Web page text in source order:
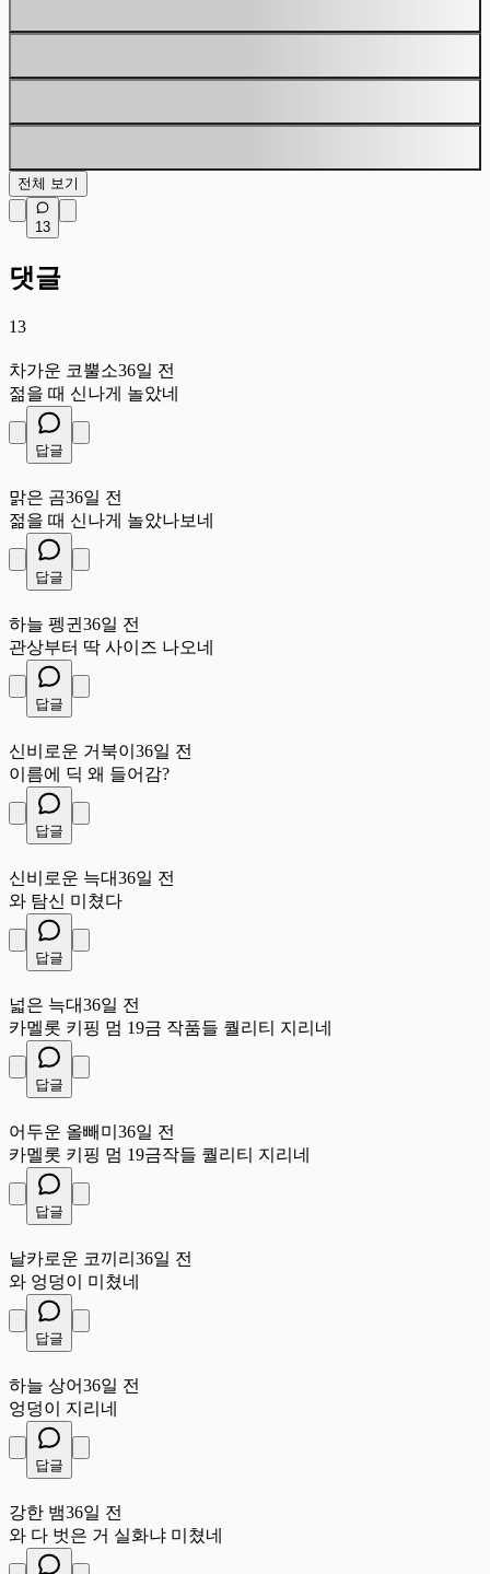
전체 보기
13
댓글
13
차가운 코뿔소36일 전
젊을 때 신나게 놀았네
답글
맑은 곰36일 전
젊을 때 신나게 놀았나보네
답글
하늘 펭귄 36일 전
관상부터 딱 사이즈 나오네
답글
신비로운 거북이 36일 전
이름에 딕 왜 들어감?
답글
신비로운 늑대36일 전
와 탐신 미쳤다
답글
넓은 늑대36일 전
카멜롯 키핑 멈 19금 작품들 퀄리티 지리네
답글
어두운 올빼미 36일 전
카멜롯 키핑 멈 19금작들 퀄리티 지리네
답글
날카로운 코끼리 36일 전
와 엉덩이 미쳤네
답글
하늘 상어36일 전
엉덩이 지리네
답글
강한 뱀36일 전
와 다 벗은 거 실화냐 미쳤네